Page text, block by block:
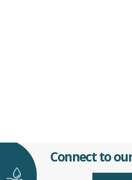
Connect to